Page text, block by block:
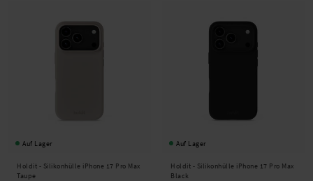
Auf Lager
Holdit - Silikonhülle iPhone 17 Pro Max
Taupe
Auf Lager
Holdit - Silikonhülle iPhone 17 Pro Max
Black